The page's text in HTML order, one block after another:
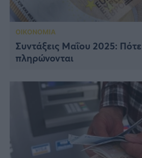
ΟΙΚΟΝΟΜΙΑ
Συντάξεις Μαΐου 2025: Πότε
πληρώνονται